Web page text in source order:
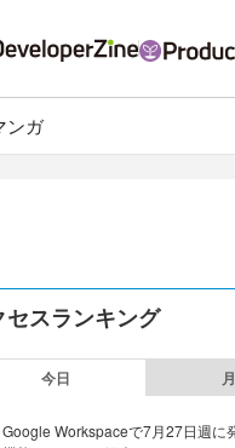
ンガ
セスランキング
今日
Google Workspaceで7月27日週に